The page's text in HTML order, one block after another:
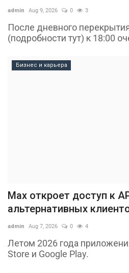
admin Aug 9, 2026 0 3
После дневного
(подробности тут) к 18:00
Бизнес и карьера
Max откроет доступ к
альтернативных
admin Aug 7, 2026 0 4
Летом 2026 года
Store и Google Play.